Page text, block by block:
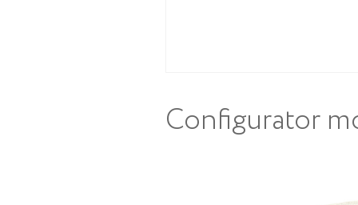
Configurator